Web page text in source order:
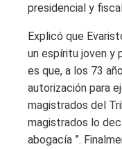
presidencial y
Explicó que
un espíritu joven y
es que, a los 73
autorización para
magistrados del
magistrados lo
abogacía ”.